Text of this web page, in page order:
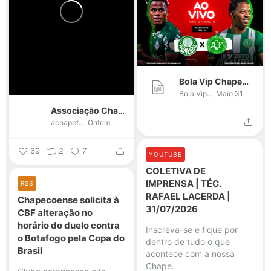
Bola Vip Chapecoense
Bola Vip Chapecoense Maio 31
Associação Chapecoense de Futebol
achapef Ontem
69 2 7
COLETIVA DE
IMPRENSA | TÉC.
RAFAEL LACERDA |
31/07/2026
Inscreva-se e fique por
dentro de tudo o que
acontece com a nossa
Chape.
YOUTUBE
Chapecoense solicita à
CBF alteração no
horário do duelo contra
o Botafogo pela Copa do
Brasil
RSS